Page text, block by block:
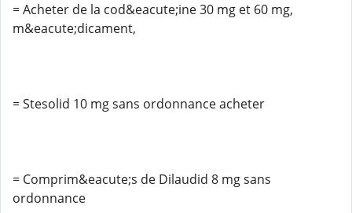
= Acheter de la cod&eacute;ine 30 mg et 60 mg,
m&eacute;dicament,
= Stesolid 10 mg sans ordonnance acheter
= Comprim&eacute;s de Dilaudid 8 mg sans
ordonnance